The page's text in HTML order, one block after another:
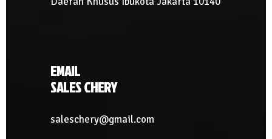
EMAIL
SALES CHERY
saleschery@gmail.com